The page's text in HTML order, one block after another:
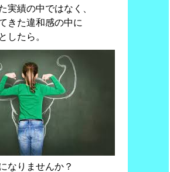
実績の中ではなく、
きた違和感の中に
したら。
なりませんか？